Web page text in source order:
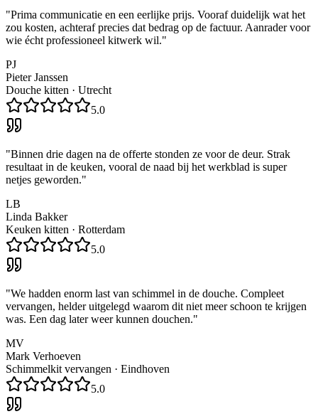
"Prima communicatie en een eerlijke prijs. Vooraf duidelijk wat het
zou kosten, achteraf precies dat bedrag op de factuur. Aanrader voor
wie écht professioneel kitwerk wil."
PJ
Pieter Janssen
Douche kitten · Utrecht
5.0
"Binnen drie dagen na de offerte stonden ze voor de deur. Strak
resultaat in de keuken, vooral de naad bij het werkblad is super
netjes geworden."
LB
Linda Bakker
Keuken kitten · Rotterdam
5.0
"We hadden enorm last van schimmel in de douche. Compleet
vervangen, helder uitgelegd waarom dit niet meer schoon te krijgen
was. Een dag later weer kunnen douchen."
MV
Mark Verhoeven
Schimmelkit vervangen · Eindhoven
5.0